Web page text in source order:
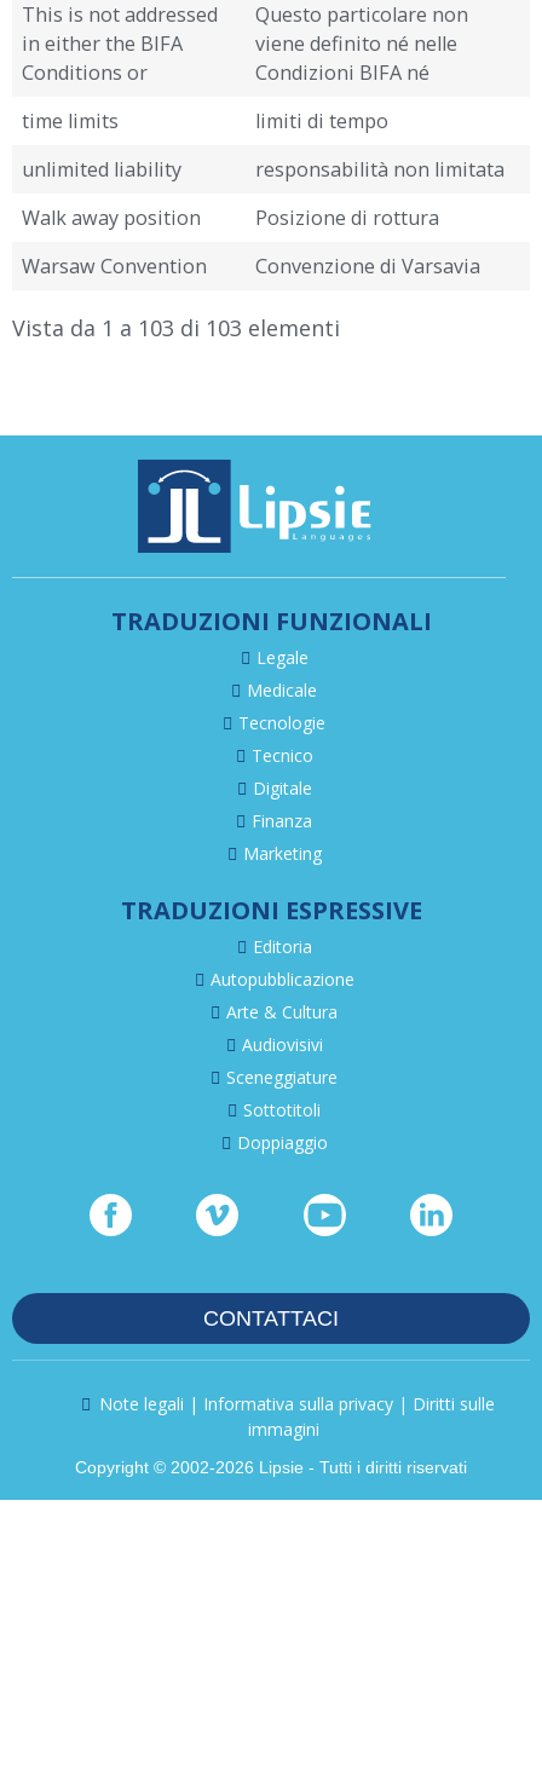
This is not addressed
in either the BIFA
Conditions or
Questo particolare non
viene definito né nelle
Condizioni BIFA né
time limits
limiti di tempo
unlimited liability
responsabilità non limitata
Walk away position
Posizione di rottura
Warsaw Convention
Convenzione di Varsavia
Vista da 1 a 103 di 103 elementi
TRADUZIONI FUNZIONALI
Legale
Medicale
Tecnologie
Tecnico
Digitale
Finanza
Marketing
TRADUZIONI ESPRESSIVE
Editoria
Autopubblicazione
Arte & Cultura
Audiovisivi
Sceneggiature
Sottotitoli
Doppiaggio
CONTATTACI
Copyright © 2002-2026 Lipsie - Tutti i diritti riservati
Note legali | Informativa sulla privacy | Diritti sulle
immagini